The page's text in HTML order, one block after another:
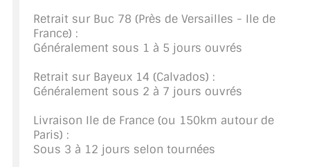
SYSTÈMES COULISSANTS
LE CATALOGUE ACCESSOIRES
(STROMBINOSCOPE)
ACCESSOIRES EN PROMOTIONS
EXEMPLES, RÉALISATIONS, INSPIRATIONS
Retrait sur Buc 78 (Près de Versailles - Ile de
France) :
Généralement sous 1 à 5 jours ouvrés
Retrait sur Bayeux 14 (Calvados) :
Généralement sous 2 à 7 jours ouvrés
Livraison Ile de France (ou 150km autour de
Paris) :
Sous 3 à 12 jours selon tournées